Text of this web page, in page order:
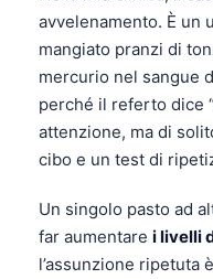
avvelenamento. È un
mangiato pranzi di
mercurio nel sangue
perché il referto dice
attenzione, ma di
cibo e un test di
Un singolo pasto ad
far aumentare i livelli
l’assunzione ripetuta